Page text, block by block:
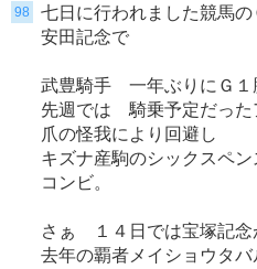
98
七日に行われました競馬の
安田記念で
武豊騎手 一年ぶりにＧ１
先週では 騎乗予定だった
爪の怪我により回避し
キズナ産駒のシックスペン
コンビ。
さぁ １４日では宝塚記念
去年の覇者メイショウタ